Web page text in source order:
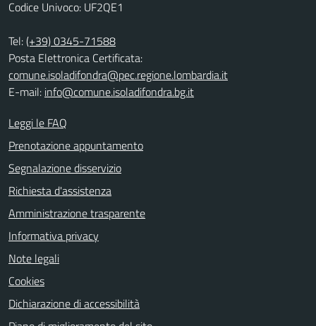
Codice Univoco: UF2QE1
Tel:(+39) 0345-71588
Posta Elettronica Certificata:
comune.isoladifondra@pec.regione.lombardia.it
E-mail: info@comune.isoladifondra.bg.it
Leggi le FAQ
Prenotazione appuntamento
Segnalazione disservizio
Richiesta d'assistenza
Amministrazione trasparente
Informativa privacy
Note legali
Cookies
Dichiarazione di accessibilità